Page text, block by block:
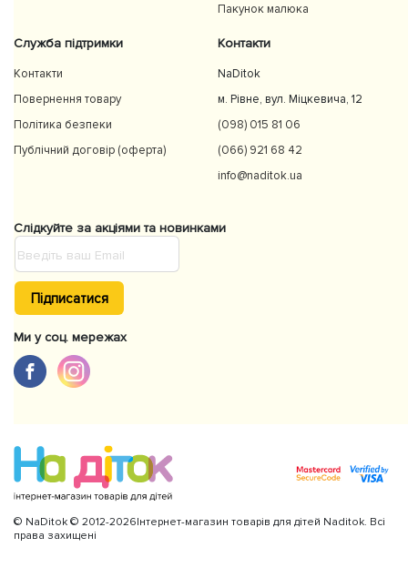
Пакунок малюка
Служба підтримки
Контакти
Повернення товару
Політика безпеки
Публічний договір (оферта)
Контакти
NaDitok
м. Рівне, вул. Міцкевича, 12
(098) 015 81 06
(066) 921 68 42
info@naditok.ua
Слідкуйте за акціями та новинками
Підписатися
Ми у соц. мережах
© NaDitok © 2012-2026Інтернет-магазин товарів для дітей Naditok. Всі
права захищені